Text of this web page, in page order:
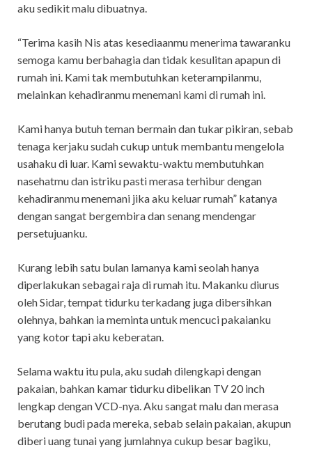
aku sedikit malu dibuatnya.
“Terima kasih Nis atas kesediaanmu menerima tawaranku
semoga kamu berbahagia dan tidak kesulitan apapun di
rumah ini. Kami tak membutuhkan keterampilanmu,
melainkan kehadiranmu menemani kami di rumah ini.
Kami hanya butuh teman bermain dan tukar pikiran, sebab
tenaga kerjaku sudah cukup untuk membantu mengelola
usahaku di luar. Kami sewaktu-waktu membutuhkan
nasehatmu dan istriku pasti merasa terhibur dengan
kehadiranmu menemani jika aku keluar rumah” katanya
dengan sangat bergembira dan senang mendengar
persetujuanku.
Kurang lebih satu bulan lamanya kami seolah hanya
diperlakukan sebagai raja di rumah itu. Makanku diurus
oleh Sidar, tempat tidurku terkadang juga dibersihkan
olehnya, bahkan ia meminta untuk mencuci pakaianku
yang kotor tapi aku keberatan.
Selama waktu itu pula, aku sudah dilengkapi dengan
pakaian, bahkan kamar tidurku dibelikan TV 20 inch
lengkap dengan VCD-nya. Aku sangat malu dan merasa
berutang budi pada mereka, sebab selain pakaian, akupun
diberi uang tunai yang jumlahnya cukup besar bagiku,